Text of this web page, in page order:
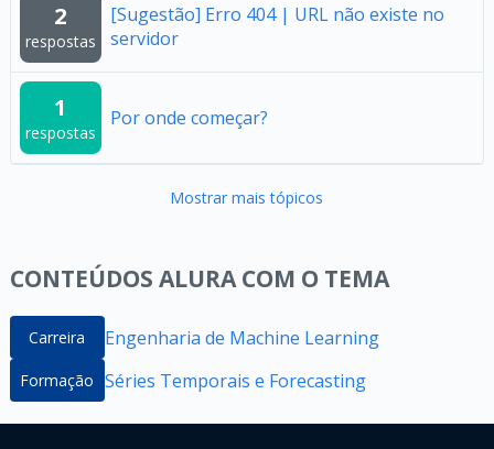
2
respostas
[Sugestão] Erro 404 | URL não existe no
servidor
1
respostas
Por onde começar?
Mostrar mais tópicos
CONTEÚDOS ALURA COM O TEMA
Carreira Engenharia de Machine Learning
Formação Séries Temporais e Forecasting